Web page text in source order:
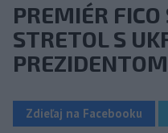
PREMIÉR FICO
STRETOL S
Zdieľaj na Facebooku